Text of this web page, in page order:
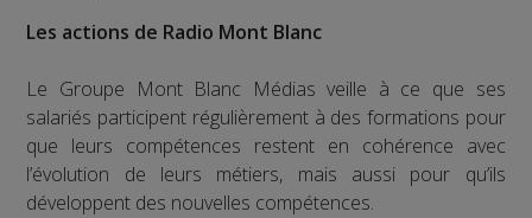
Les actions de Radio Mont Blanc
Le Groupe Mont Blanc Médias veille à ce que ses
salariés participent régulièrement à des formations pour
que leurs compétences restent en cohérence avec
l’évolution de leurs métiers, mais aussi pour qu’ils
développent des nouvelles compétences.